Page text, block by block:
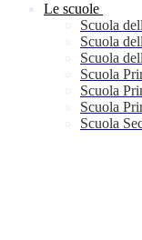
Le scuole
Scuola
Scuola
Scuola
Scuola
Scuola
Scuola
Scuola